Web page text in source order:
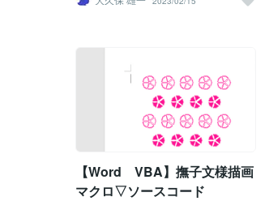
6 '横描画数 Const KOJIROWS =
結ポイント Const KOJICYP2 = 17 '
Const KOJILNWE = 1.5 '線の太さ '-
-------------------------------------------------------
------------------- Dim Ip As Integer, Jp As
Integer Dim Kp As Integer, lngColr(1) A
s Long Dim intDxp As Integer, intDyp A
s Integer Dim varPoly As Variant D
【Word VBA】撫子文様描画
マクロ▽ソースコード